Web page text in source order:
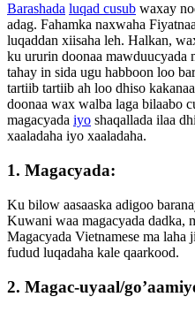
Barashada luqad cusub waxay
adag. Fahamka naxwaha
luqaddan xiisaha leh. Halkan,
ku ururin doonaa mawduucyada
tahay in sida ugu habboon loo
tartiib tartiib ah loo dhiso
doonaa wax walba laga bilaabo
magacyada iyo shaqallada ilaa
xaaladaha iyo xaaladaha.
1. Magacyada:
Ku bilow aasaaska adigoo
Kuwani waa magacyada dadka,
Magacyada Vietnamese ma laha
fudud luqadaha kale qaarkood.
2. Magac-uyaal/